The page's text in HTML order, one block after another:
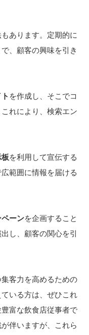
あります。定期的に
、顧客の興味を引き
を作成し、そこでコ
れにより、検索エン
を利用して宣伝する
範囲に情報を届ける
ーンを企画すること
し、顧客の関心を引
客力を高めるための
いる方は、ぜひこれ
富な飲食店従事者で
伴いますが、これら